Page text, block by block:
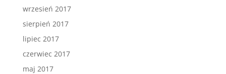
wrzesień 2017
sierpień 2017
lipiec 2017
czerwiec 2017
maj 2017